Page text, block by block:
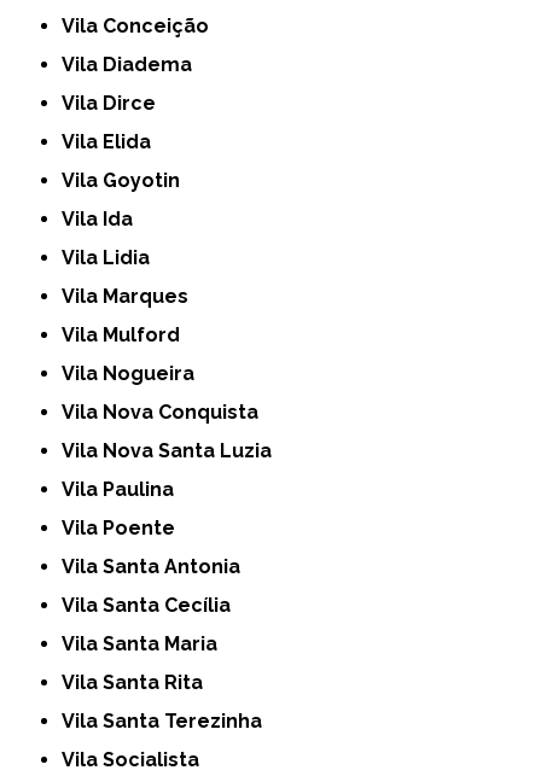
Vila Conceição
Vila Diadema
Vila Dirce
Vila Elida
Vila Goyotin
Vila Ida
Vila Lidia
Vila Marques
Vila Mulford
Vila Nogueira
Vila Nova Conquista
Vila Nova Santa Luzia
Vila Paulina
Vila Poente
Vila Santa Antonia
Vila Santa Cecília
Vila Santa Maria
Vila Santa Rita
Vila Santa Terezinha
Vila Socialista